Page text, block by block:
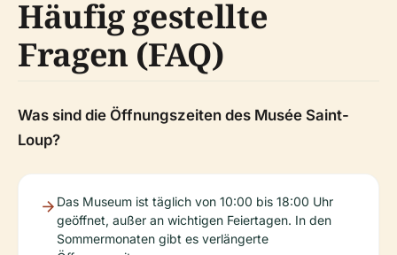
Häufig gestellte
Fragen (FAQ)
Was sind die Öffnungszeiten des Musée Saint-
Loup?
Das Museum ist täglich von 10:00 bis 18:00 Uhr
geöffnet, außer an wichtigen Feiertagen. In den
Sommermonaten gibt es verlängerte